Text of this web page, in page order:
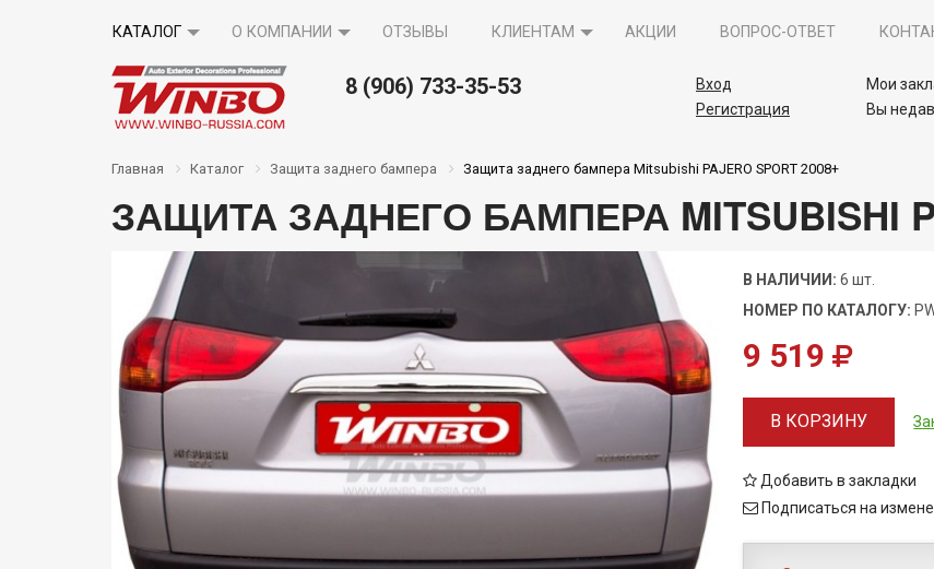
ответ
Контакты
КАТАЛОГ О КОМПАНИИ ОТЗЫВЫ КЛИЕНТАМ АКЦИИ ВОПРОС-ОТВЕТ
8 (906) 733-35-53
Вход
Регистрация
Мои
Вы
Главная Каталог Защита заднего бампера Защита заднего бампера Mitsubishi PAJERO SPORT 2008+
ЗАЩИТА ЗАДНЕГО БАМПЕРА MITSUBISHI
В НАЛИЧИИ: 6 шт.
НОМЕР ПО КАТАЛОГУ:
9 519
В КОРЗИНУ
Добавить в закладки
Подписаться на